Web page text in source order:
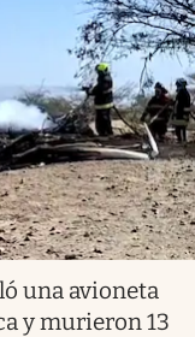
una avioneta
y murieron 13